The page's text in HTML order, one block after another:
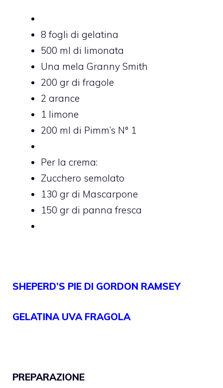
8 fogli di gelatina
500 ml di limonata
Una mela Granny Smith
200 gr di fragole
2 arance
1 limone
200 ml di Pimm’s N° 1
Per la crema:
Zucchero semolato
130 gr di Mascarpone
150 gr di panna fresca
SHEPERD’S PIE DI GORDON RAMSEY
GELATINA UVA FRAGOLA
PREPARAZIONE